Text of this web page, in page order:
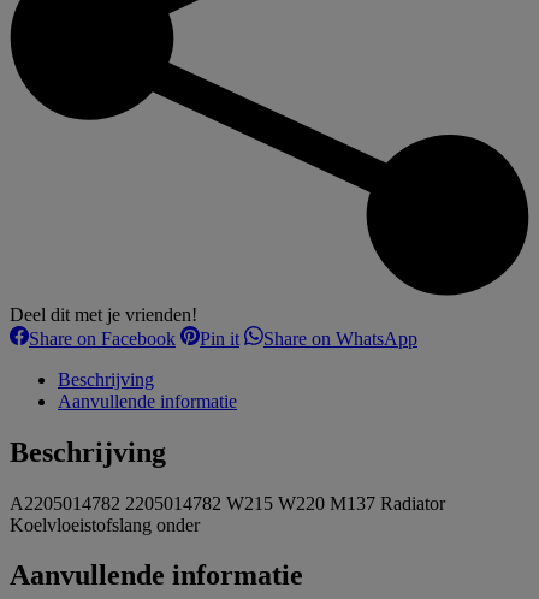
Deel dit met je vrienden!
Share on FacebookSharePin itShareShare on WhatsAppShare
Beschrijving
Aanvullende informatie
Beschrijving
A2205014782 2205014782 W215 W220 M137 Radiator
Koelvloeistofslang onder
Aanvullende informatie